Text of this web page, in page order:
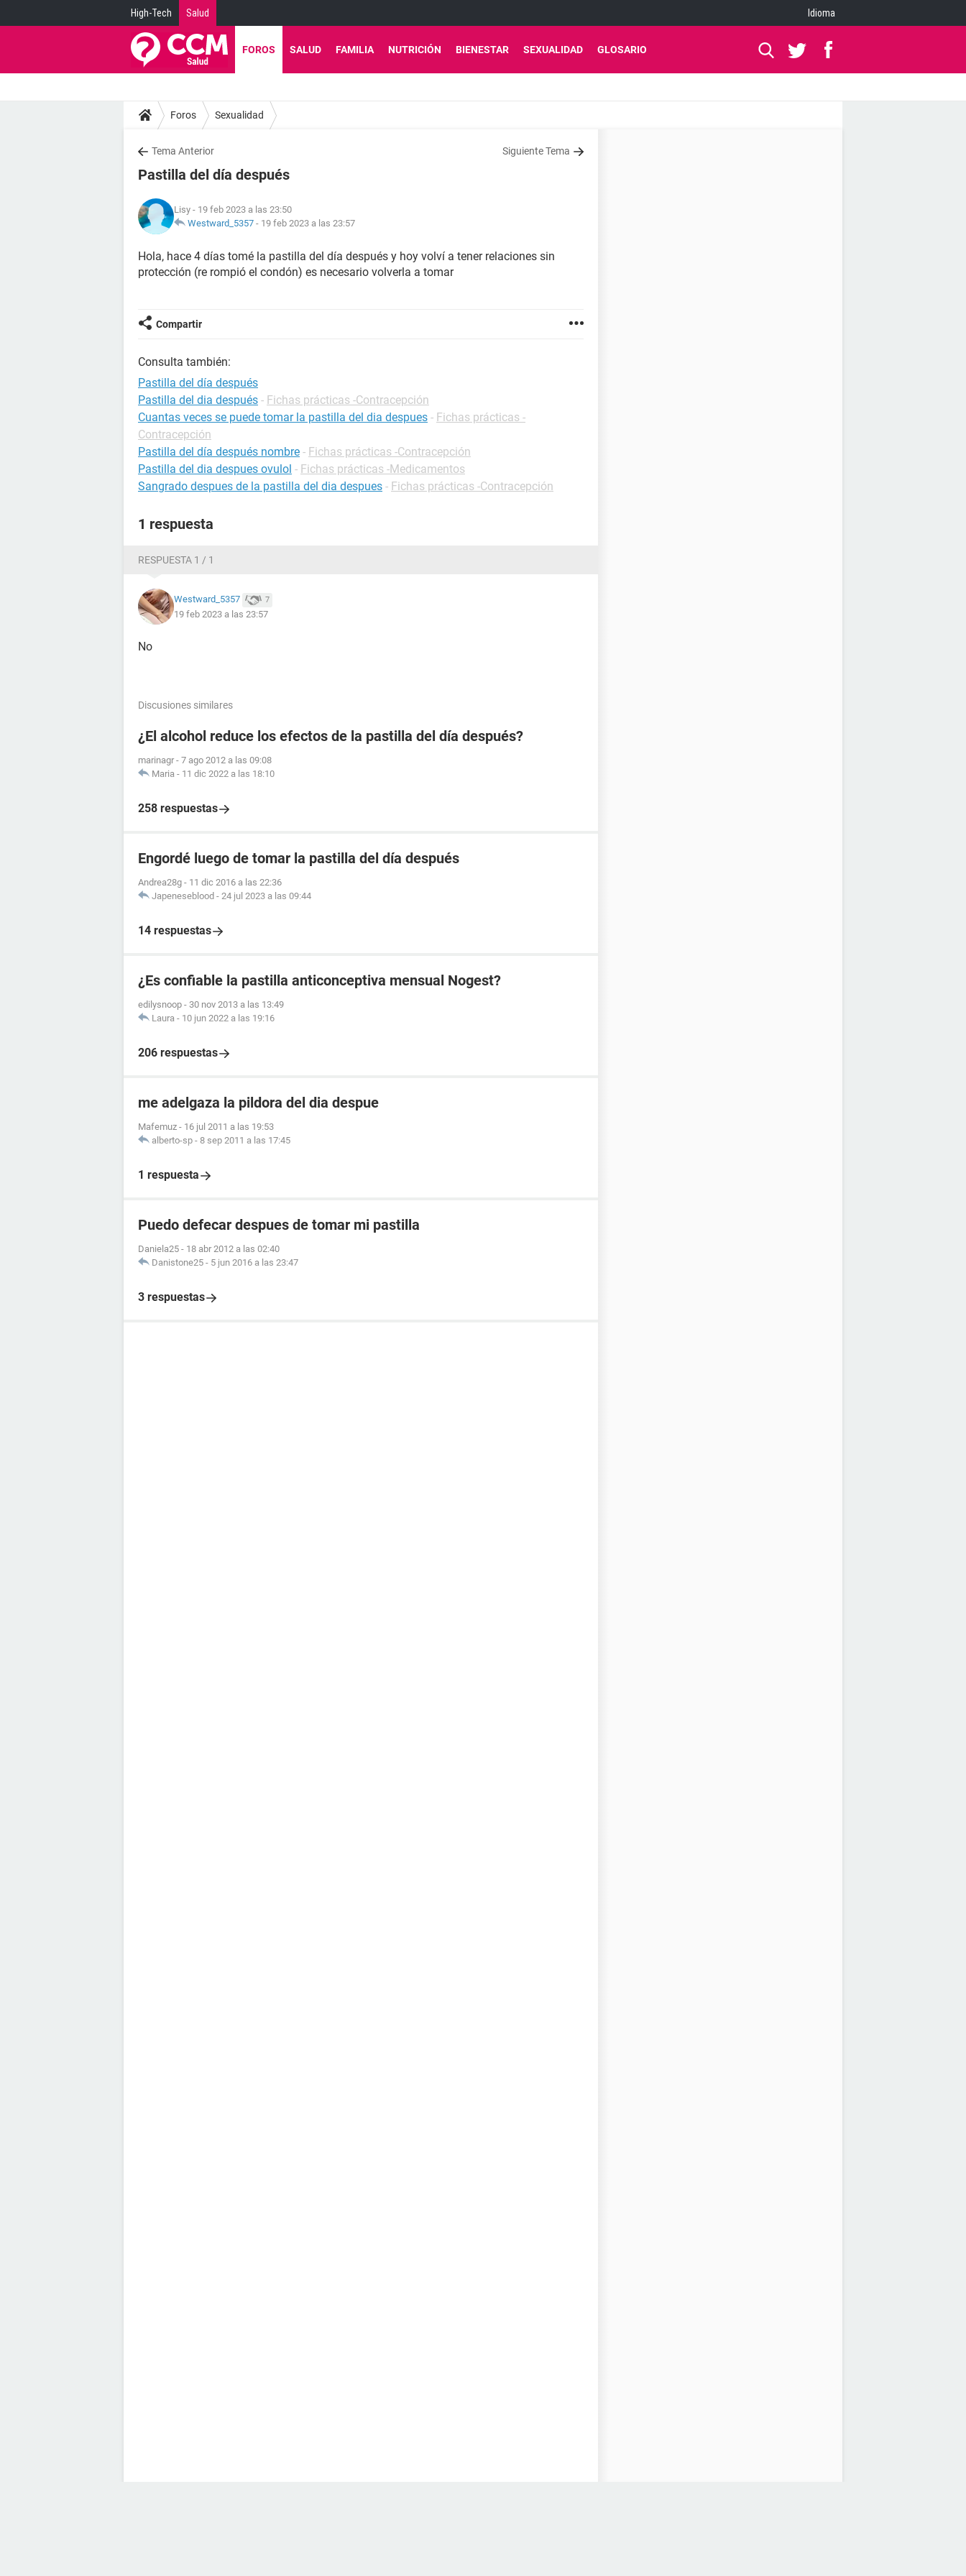
High-Tech Salud Idioma
FOROS SALUD FAMILIA NUTRICIÓN BIENESTAR SEXUALIDAD GLOSARIO
Foros Sexualidad
Tema Anterior Siguiente Tema
Pastilla del día después
Lisy - 19 feb 2023 a las 23:50
Westward_5357 - 19 feb 2023 a las 23:57
Hola, hace 4 días tomé la pastilla del día después y hoy volví a tener relaciones sin
protección (re rompió el condón) es necesario volverla a tomar
Compartir
Consulta también:
Pastilla del día después
Pastilla del dia después - Fichas prácticas -Contracepción
Cuantas veces se puede tomar la pastilla del dia despues - Fichas prácticas -
Contracepción
Pastilla del día después nombre - Fichas prácticas -Contracepción
Pastilla del dia despues ovulol - Fichas prácticas -Medicamentos
Sangrado despues de la pastilla del dia despues - Fichas prácticas -Contracepción
1 respuesta
RESPUESTA 1 / 1
Westward_5357 7
19 feb 2023 a las 23:57
No
Discusiones similares
¿El alcohol reduce los efectos de la pastilla del día después?
marinagr - 7 ago 2012 a las 09:08
Maria - 11 dic 2022 a las 18:10
258 respuestas
Engordé luego de tomar la pastilla del día después
Andrea28g - 11 dic 2016 a las 22:36
Japeneseblood - 24 jul 2023 a las 09:44
14 respuestas
¿Es confiable la pastilla anticonceptiva mensual Nogest?
edilysnoop - 30 nov 2013 a las 13:49
Laura - 10 jun 2022 a las 19:16
206 respuestas
me adelgaza la pildora del dia despue
Mafemuz - 16 jul 2011 a las 19:53
alberto-sp - 8 sep 2011 a las 17:45
1 respuesta
Puedo defecar despues de tomar mi pastilla
Daniela25 - 18 abr 2012 a las 02:40
Danistone25 - 5 jun 2016 a las 23:47
3 respuestas